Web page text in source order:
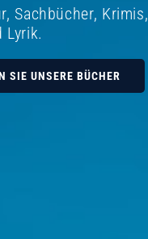
Sachbücher, Krimis,
Lyrik.
SIE UNSERE BÜCHER